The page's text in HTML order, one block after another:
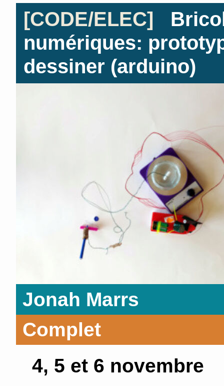
[CODE/ELEC]
numériques:
dessiner (arduino)
Jonah Marrs
Complet
4, 5 et 6 novembre